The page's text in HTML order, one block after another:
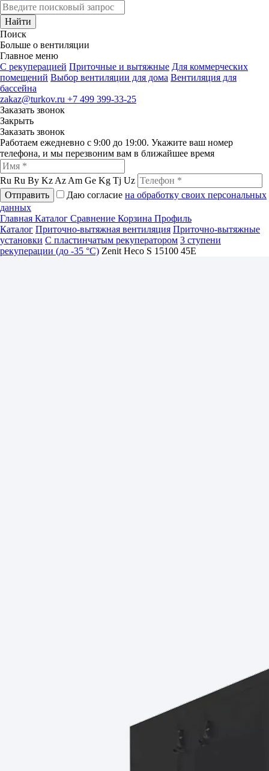
Найти
Поиск
Больше о вентиляции
Главное меню
C рекуперацией Приточные и вытяжные Для коммерческих
помещений Выбор вентиляции для дома Вентиляция для
бассейна
zakaz@turkov.ru +7 499 399-33-25
Заказать звонок
Закрыть
Заказать звонок
Работаем ежедневно с 9:00 до 19:00. Укажите ваш номер
телефона, и мы перезвоним вам в ближайшее время
Ru Ru By Kz Az Am Ge Kg Tj Uz
Отправить
Даю согласие на обработку своих персональных
данных
Главная Каталог Сравнение Корзина Профиль
Каталог Приточно-вытяжная вентиляция Приточно-вытяжные
установки С пластинчатым рекуператором 3 ступени
рекуперации (до -35 °C) Zenit Heco S 15100 45E